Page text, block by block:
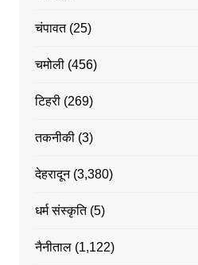
चंपावत(25)
चमोली(456)
टिहरी(269)
तकनीकी(3)
देहरादून(3,380)
धर्म संस्कृति(5)
नैनीताल(1,122)